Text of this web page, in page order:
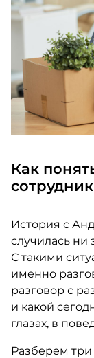
Как
История с
случилась ни
С такими
именно
разговор с
и какой
глазах, в
Разберем